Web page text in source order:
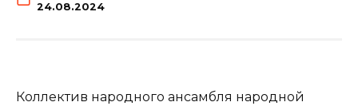
24.08.2024
Коллектив народного ансамбля народной